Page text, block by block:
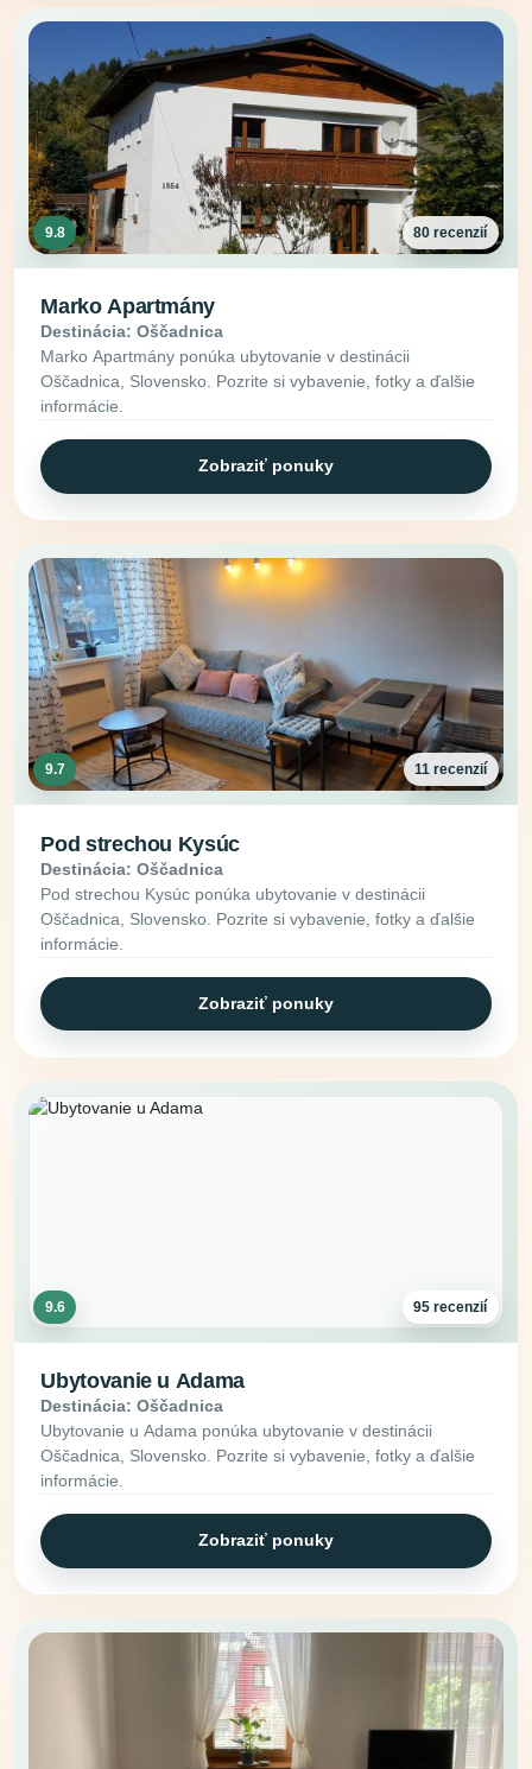
9.8 80 recenzií
Marko Apartmány
Destinácia: Oščadnica
Marko Apartmány ponúka ubytovanie v destinácii
Oščadnica, Slovensko. Pozrite si vybavenie, fotky a ďalšie
informácie.
Zobraziť ponuky
9.7 11 recenzií
Pod strechou Kysúc
Destinácia: Oščadnica
Pod strechou Kysúc ponúka ubytovanie v destinácii
Oščadnica, Slovensko. Pozrite si vybavenie, fotky a ďalšie
informácie.
Zobraziť ponuky
9.6 95 recenzií
Ubytovanie u Adama
Destinácia: Oščadnica
Ubytovanie u Adama ponúka ubytovanie v destinácii
Oščadnica, Slovensko. Pozrite si vybavenie, fotky a ďalšie
informácie.
Zobraziť ponuky